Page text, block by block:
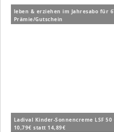
leben & erziehen im Jahresabo für
Prämie/Gutschein
Ladival Kinder-Sonnencreme LSF
10,79€ statt 14,89€